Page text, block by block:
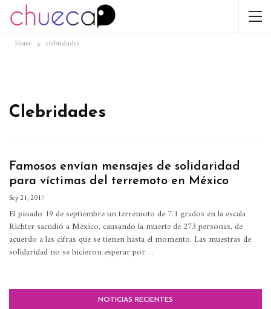
Home clebridades
Clebridades
Famosos envían mensajes de solidaridad
para víctimas del terremoto en México
Sep 21, 2017
El pasado 19 de septiembre un terremoto de 7.1 grados en la escala
Richter sacudió a México, causando la muerte de 273 personas, de
acuerdo a las cifras que se tienen hasta el momento. Las muestras de
solidaridad no se hicieron esperar por…
NOTICIAS RECIENTES